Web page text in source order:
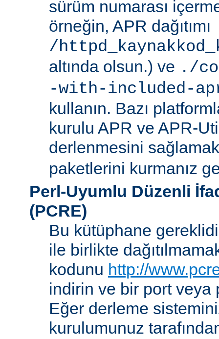
sürüm numarası
örneğin, APR dağıtımı
/
altında olsun.) ve ./
-with-included-
kullanın. Bazı
kurulu APR ve APR-
derlenmesini
paketlerini kurmanız
Perl-Uyumlu Düzenli
(PCRE)
Bu kütüphane
ile birlikte
kodunu http://
indirin ve bir port veya
Eğer derleme
kurulumunuz